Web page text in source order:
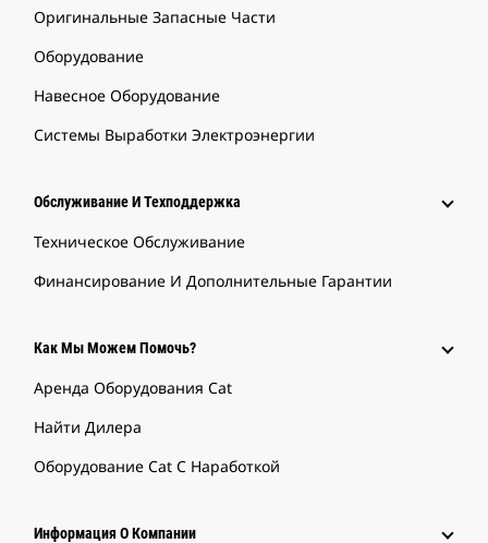
Оригинальные Запасные Части
Оборудование
Навесное Оборудование
Системы Выработки Электроэнергии
Обслуживание И Техподдержка
Техническое Обслуживание
Финансирование И Дополнительные Гарантии
Как Мы Можем Помочь?
Аренда Оборудования Cat
Найти Дилера
Оборудование Cat С Наработкой
Информация О Компании